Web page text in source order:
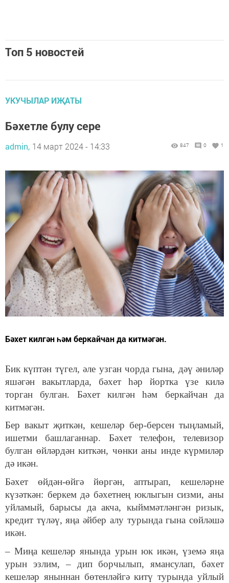
Топ 5 новостей
УКУЧЫЛАР ИҖАТЫ
Бәхетле булу сере
admin, 14 март 2024 - 14:33 847 0 1
Бәхет килгән һәм беркайчан да китмәгән.
Бик күптән түгел, әле узган чорда гына, дәү әниләр
яшәгән вакытларда, бәхет һәр йортка үзе килә
торган булган. Бәхет килгән һәм беркайчан да
китмәгән.
Бер вакыт җиткән, кешеләр бер-берсен тыңламый,
ишетми башлаганнар. Бәхет телефон, телевизор
булган өйләрдән киткән, чөнки аны инде күрмиләр
дә икән.
Бәхет өйдән-өйгә йөргән, аптырап, кешеләрне
күзәткән: беркем дә бәхетнең юклыгын сизми, аны
уйламый, барысы да акча, кыйммәтләнгән ризык,
кредит түләү, яңа әйбер алу турында гына сөйләшә
икән.
– Миңа кешеләр янында урын юк икән, үземә яңа
урын эзлим, – дип борчылып, ямансулап, бәхет
кешеләр яныннан бөтенләйгә китү турында уйлый